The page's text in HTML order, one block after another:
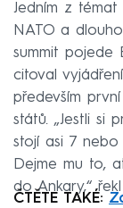
Jedním z
NATO a
summit pojede
citoval
především
států. „Jestli si
stojí asi 7
Dejme mu to,
do Ankary,“
ČTĚTE TAKÉ: